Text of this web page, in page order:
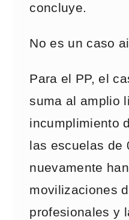
concluye.
No es un caso
Para el PP, el
suma al amplio
incumplimiento
las escuelas de
nuevamente
movilizaciones
profesionales y